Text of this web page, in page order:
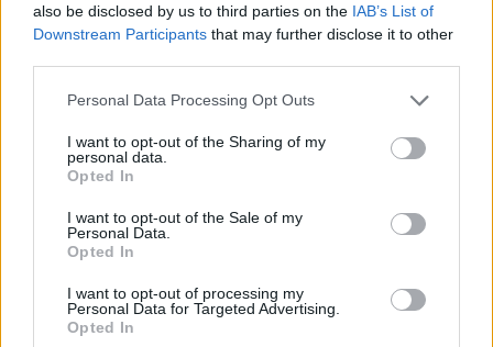
also be disclosed by us to third parties on the IAB’s List of
Downstream Participants that may further disclose it to other
Please note that this website/app uses one or more Google
not limited to your visit or usage behaviour. You may click to
grant or deny consent to Google and its third-party tags to
use your data for below specified purposes in below Google
consent section.
Personal Data Processing Opt Outs
I want to opt-out of the Sharing of my
personal data.
Opted In
I want to opt-out of the Sale of my
Personal Data.
Opted In
I want to opt-out of processing my
Personal Data for Targeted Advertising.
Opted In
σειρά εκδηλώσεων, όπου το ντιζάιν και η αρχιτεκτονική θα
κατέχουν κεντρικό ρόλο (πηγή: Shutterstock)
Όντενσε, Δανία